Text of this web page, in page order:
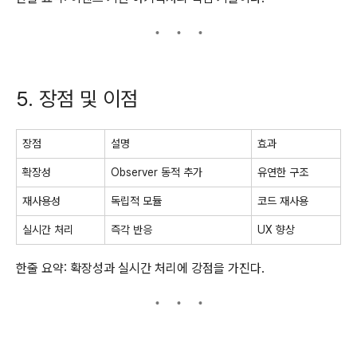
5. 장점 및 이점
장점 설명 효과
확장성 Observer 동적 추가 유연한 구조
재사용성 독립적 모듈 코드 재사용
실시간 처리 즉각 반응 UX 향상
한줄 요약: 확장성과 실시간 처리에 강점을 가진다.